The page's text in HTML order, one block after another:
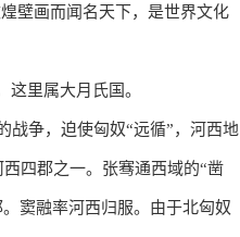
壁画而闻名天下，是世界文化
里属大月氏国。
战争，迫使匈奴“远循”，河西地
四郡之一。张骞通西域的“凿
窦融率河西归服。由于北匈奴